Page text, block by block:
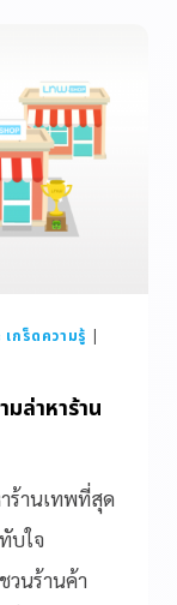
เกร็ดความรู้ |
ล่าหาร้าน
ร้านเทพที่สุด
บใจ
วนร้านค้า